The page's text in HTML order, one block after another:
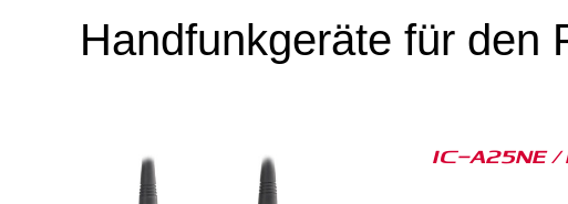
Handfunkgeräte für den
IC-A25NE /